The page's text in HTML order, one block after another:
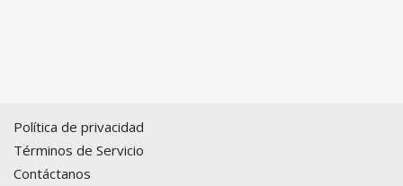
Política de privacidad
Términos de Servicio
Contáctanos